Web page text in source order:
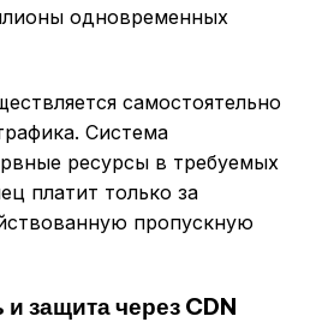
одновременных
самостоятельно
Система
ресурсы в требуемых
платит только за
пропускную
защита через CDN